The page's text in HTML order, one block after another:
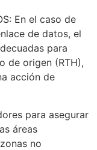
En el caso de
de datos, el
para
de origen (RTH),
acción de
para asegurar
áreas
no